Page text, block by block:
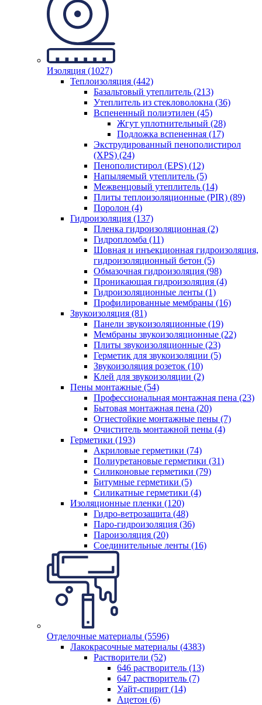
Изоляция (1027)
Теплоизоляция (442)
Базальтовый утеплитель (213)
Утеплитель из стекловолокна (36)
Вспененный полиэтилен (45)
Жгут уплотнительный (28)
Подложка вспененная (17)
Экструдированный пенополистирол
(XPS) (24)
Пенополистирол (EPS) (12)
Напыляемый утеплитель (5)
Межвенцовый утеплитель (14)
Плиты теплоизоляционные (PIR) (89)
Поролон (4)
Гидроизоляция (137)
Пленка гидроизоляционная (2)
Гидропломба (11)
Шовная и инъекционная гидроизоляция,
гидроизоляционный бетон (5)
Обмазочная гидроизоляция (98)
Проникающая гидроизоляция (4)
Гидроизоляционные ленты (1)
Профилированные мембраны (16)
Звукоизоляция (81)
Панели звукоизоляционные (19)
Мембраны звукоизоляционные (22)
Плиты звукоизоляционные (23)
Герметик для звукоизоляции (5)
Звукоизоляция розеток (10)
Клей для звукоизоляции (2)
Пены монтажные (54)
Профессиональная монтажная пена (23)
Бытовая монтажная пена (20)
Огнестойкие монтажные пены (7)
Очиститель монтажной пены (4)
Герметики (193)
Акриловые герметики (74)
Полиуретановые герметики (31)
Силиконовые герметики (79)
Битумные герметики (5)
Силикатные герметики (4)
Изоляционные пленки (120)
Гидро-ветрозащита (48)
Паро-гидроизоляция (36)
Пароизоляция (20)
Соединительные ленты (16)
Отделочные материалы (5596)
Лакокрасочные материалы (4383)
Растворители (52)
646 растворитель (13)
647 растворитель (7)
Уайт-спирит (14)
Ацетон (6)